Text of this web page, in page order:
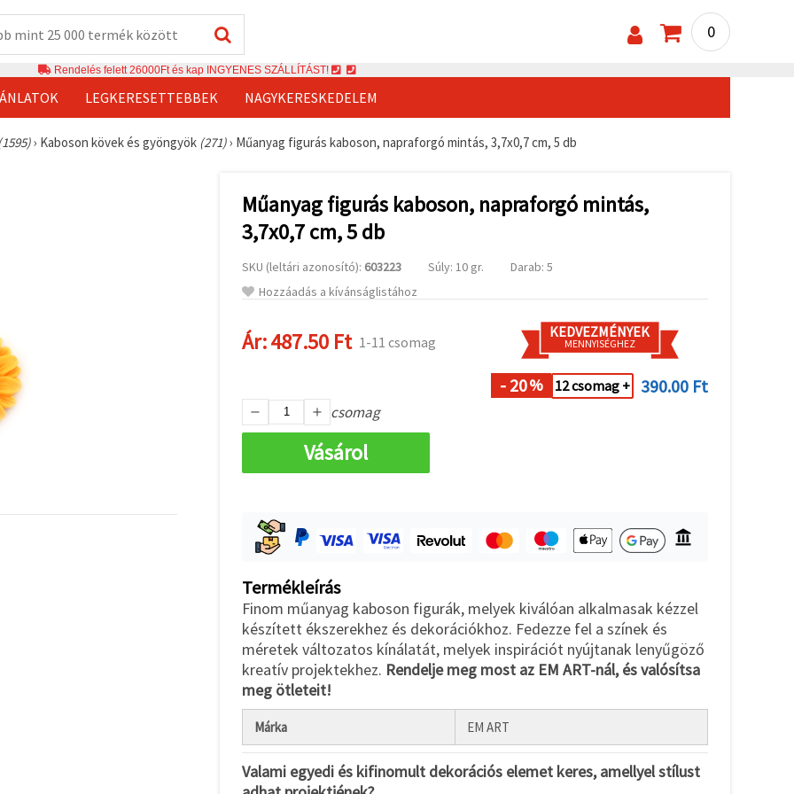
0
Rendelés felett 26000Ft és kap INGYENES SZÁLLÍTÁST!
LEGKERESETTEBBEK NAGYKERESKEDELEM
(1595)› Kaboson kövek és gyöngyök (271)› Műanyag figurás kaboson, napraforgó mintás, 3,7x0,7 cm, 5 db
Műanyag figurás kaboson, napraforgó mintás,
3,7x0,7 cm, 5 db
SKU (leltári azonosító): 603223 Súly: 10 gr.
Darab: 5
Hozzáadás a kívánságlistához
Ár:487.50 Ft 1-11 csomag
KEDVEZMÉNYEK
MENNYISÉGHEZ
- 20% 12 csomag + 390.00 Ft
csomag
Vásárol
Termékleírás
Finom műanyag kaboson figurák, melyek kiválóan alkalmasak kézzel
készített ékszerekhez és dekorációkhoz. Fedezze fel a színek és
méretek változatos kínálatát, melyek inspirációt nyújtanak lenyűgöző
kreatív projektekhez. Rendelje meg most az EM ART-nál, és valósítsa
meg ötleteit!
Márka EM ART
Valami egyedi és kifinomult dekorációs elemet keres, amellyel stílust